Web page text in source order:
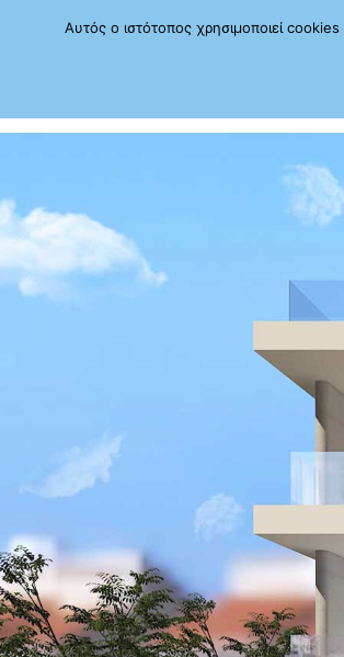
Αυτός ο ιστότοπος χρησιμοποιεί